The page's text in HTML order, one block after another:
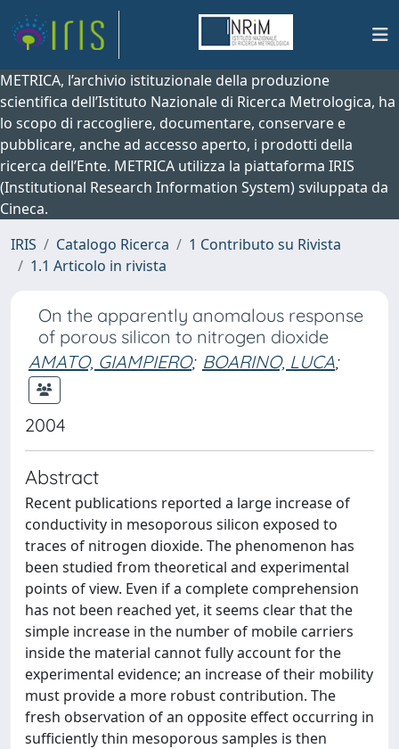
METRICA, l’archivio istituzionale della produzione
scientifica dell’Istituto Nazionale di Ricerca Metrologica, ha
lo scopo di raccogliere, documentare, conservare e
pubblicare, anche ad accesso aperto, i prodotti della
ricerca dell’Ente. METRICA utilizza la piattaforma IRIS
(Institutional Research Information System) sviluppata da
Cineca.
IRIS
Catalogo Ricerca
1 Contributo su Rivista
1.1 Articolo in rivista
On the apparently anomalous response
of porous silicon to nitrogen dioxide
AMATO, GIAMPIERO; BOARINO, LUCA;
2004
Abstract
Recent publications reported a large increase of
conductivity in mesoporous silicon exposed to
traces of nitrogen dioxide. The phenomenon has
been studied from theoretical and experimental
points of view. Even if a complete comprehension
has not been reached yet, it seems clear that the
simple increase in the number of mobile carriers
inside the material cannot fully account for the
experimental evidence; an increase of their mobility
must provide a more robust contribution. The
fresh observation of an opposite effect occurring in
sufficiently thin mesoporous samples is then